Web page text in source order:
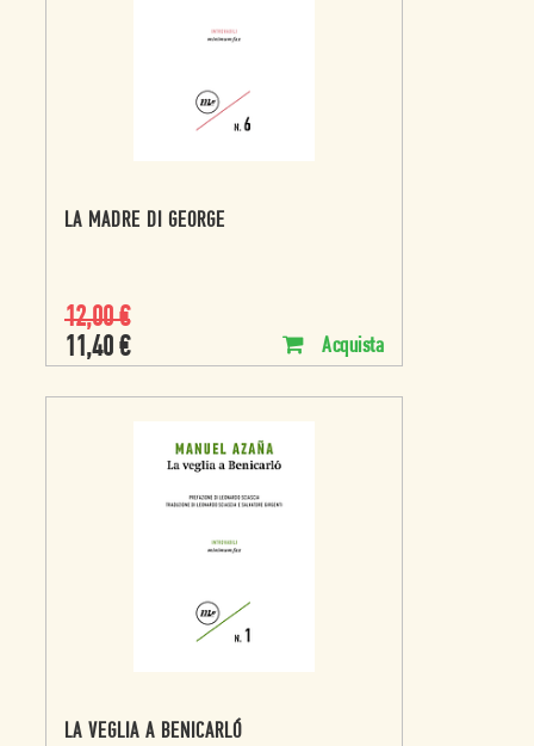
LA MADRE DI GEORGE
12,00€
11,40 € Acquista
LA VEGLIA A BENICARLÓ